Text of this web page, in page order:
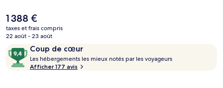
servies à l'établissement La Veranda, qui est ouvert à l'heure du petit
déjeuner, du déjeuner et du dîner. Parmi les autres avantages de
cet hôtel de luxe, on trouve une piscine couverte, un bar / salon et
une salle de fitness ouverte 24 h/24, l'idéal pour des vacances sans
soucis. Les transports publics se situent à une courte distance à pied
: Station de métro Montenapoleone est à 3 min et Arrêt de tram
Montenapoleone M3, à 3 min.
Le
prix
actuel
de
1 388 €.
1 388 €
taxes et frais compris
22 août - 23 août
Avis
voyageurs
Coup de cœur
9,4
sur
10,
Les hébergements les mieux notés par les voyageurs
Afficher 177 avis